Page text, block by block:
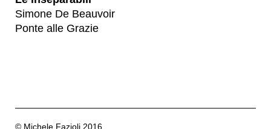
Simone De Beauvoir
Ponte alle Grazie
© Michele Fazioli 2016